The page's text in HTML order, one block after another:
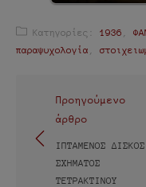
Κατηγορίες: 1936
παραψυχολογία
Πλοήγηση
άρθρων
Προηγούμενο
άρθρο
ΙΠΤΆΜΕΝΟΣ ΔΊΣΚΟΣ,
ΣΧΉΜΑΤΟΣ
ΤΕΤΡΆΚΤΙΝΟΥ